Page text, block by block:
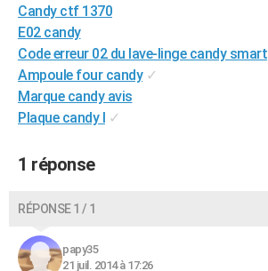
Alimentation
Guide de la santé
Maladies
Médicaments
Sommeil
VOYAGE
PHOTO
GUIDES D'ACHAT
CARTE DE VOEUX
Carte de Noël
Carte Bonne année
Carte Saint-Valentin
Carte Pâques
Carte d'anniversaire
DICTIONNAIRE
Dictionnaire
Biographies
Citations
Expressions
Proverbes
PROGRAMME TV
Candy ctf 1370
E02 candy
Code erreur 02 du lave-linge candy smart
Ampoule four candy ✓
Marque candy avis
Plaque candy l ✓
1 réponse
RÉPONSE 1 / 1
papy35
21 juil. 2014 à 17:26